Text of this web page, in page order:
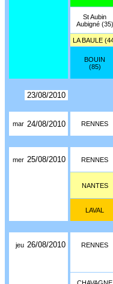
St Aubin
Aubigné (35)
LA BAULE
BOUIN
(85)
23/08/2010
mar 24/08/2010 RENNES
mer 25/08/2010 RENNES
NANTES
LAVAL
jeu 26/08/2010 RENNES